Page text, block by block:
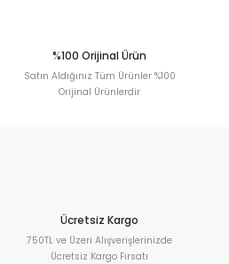
%100 Orijinal Ürün
Satın Aldığınız Tüm Ürünler %100
Orijinal Ürünlerdir
Ücretsiz Kargo
750TL ve Üzeri Alışverişlerinizde
Ücretsiz Kargo Fırsatı